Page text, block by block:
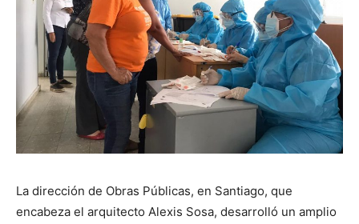
La dirección de Obras Públicas, en Santiago, que
encabeza el arquitecto Alexis Sosa, desarrolló un amplio